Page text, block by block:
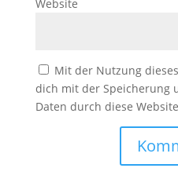
Website
Mit der Nutzung
dich mit der Speicherung
Daten durch diese